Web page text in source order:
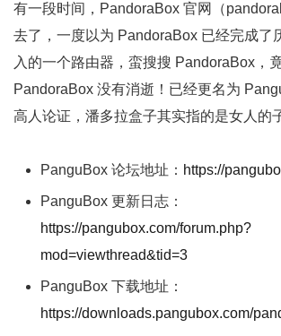
有一段时间，PandoraBox 官网（
去了，一度以为 PandoraBox 已经完成了
入的一个路由器，蛮搜搜 PandoraBox，
PandoraBox 没有消逝！已经更名为
高人论证，潘多拉盒子其实指的是女人的
PanguBox 论坛地址： https://
PanguBox 更新日志：
https://pangubox.com/forum.php?
mod=viewthread&tid=3
PanguBox 下载地址：
https://downloads.pangubox.com/